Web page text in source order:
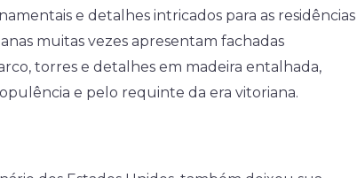
e detalhes intricados para as residências
muitas vezes apresentam fachadas
torres e detalhes em madeira entalhada,
e pelo requinte da era vitoriana.